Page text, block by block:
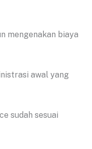
mengenakan biaya
awal yang
sudah sesuai